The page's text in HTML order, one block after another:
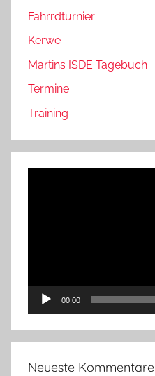
Fahrrdturnier
Kerwe
Martins ISDE Tagebuch
Termine
Training
00:00
Neueste Kommentare